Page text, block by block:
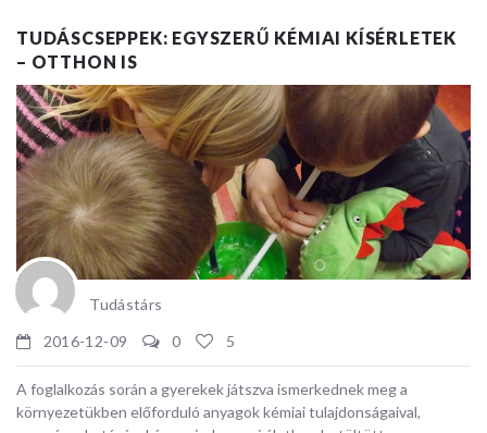
TUDÁSCSEPPEK: EGYSZERŰ KÉMIAI KÍSÉRLETEK
– OTTHON IS
Tudástárs
2016-12-09
0 5
A foglalkozás során a gyerekek játszva ismerkednek meg a
környezetükben előforduló anyagok kémiai tulajdonságaival,